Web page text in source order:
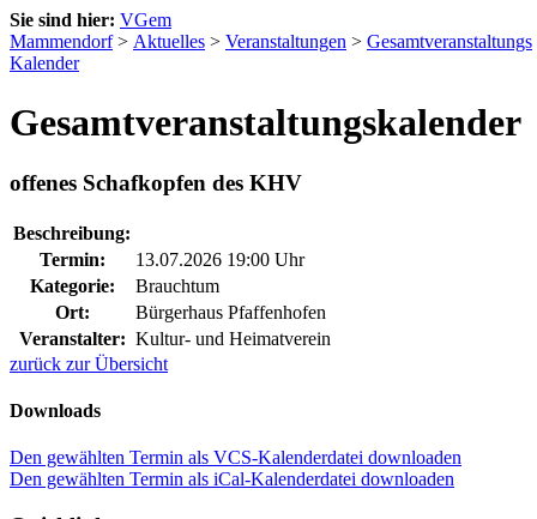
Sie sind hier: VGem
Mammendorf> Aktuelles > Veranstaltungen > Gesamtveranstaltungs
Kalender
Gesamtveranstaltungskalender
offenes Schafkopfen des KHV
Beschreibung:
Termin:
13.07.2026 19:00 Uhr
Kategorie:
Brauchtum
Ort:
Bürgerhaus Pfaffenhofen
Veranstalter: Kultur- und Heimatverein
zurück zur Übersicht
Downloads
Den gewählten Termin als VCS-Kalenderdatei downloaden
Den gewählten Termin als iCal-Kalenderdatei downloaden